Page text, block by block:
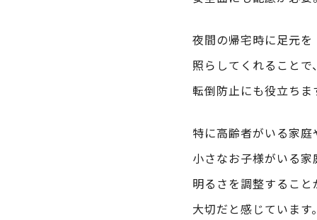
夜間の帰宅時に足元を
照らしてくれることで
転倒防止にも役立ちま
特に高齢者がいる家庭
小さなお子様がいる家
明るさを調整すること
大切だと感じています。